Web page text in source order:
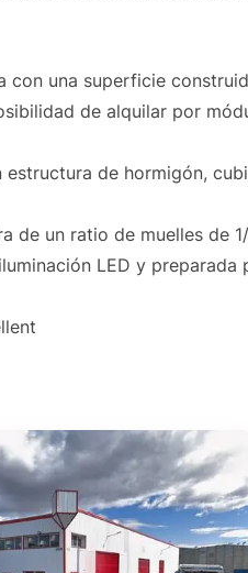
con una superficie
de alquilar por
de hormigón,
de un ratio de muelles de
LED y preparada